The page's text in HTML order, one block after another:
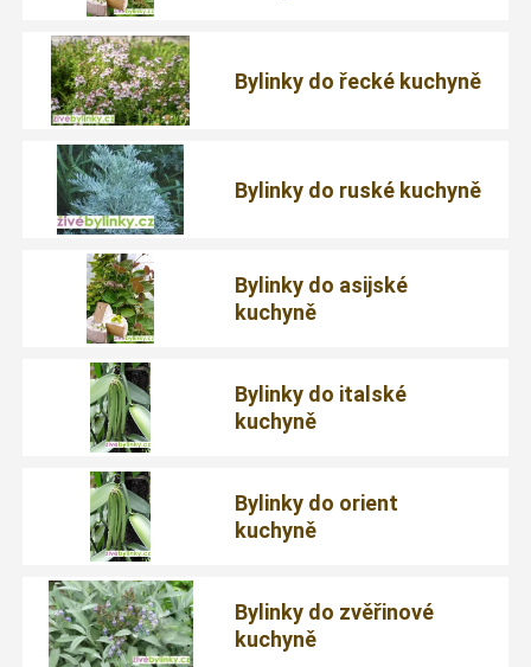
Bylinky do řecké kuchyně
Bylinky do ruské kuchyně
Bylinky do asijské
kuchyně
Bylinky do italské
kuchyně
Bylinky do orient
kuchyně
Bylinky do zvěřinové
kuchyně